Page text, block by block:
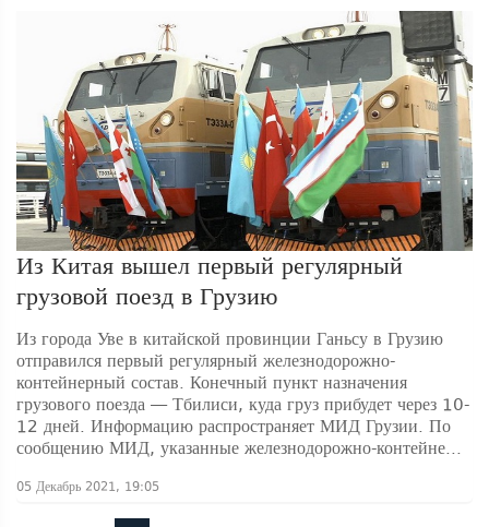
Из Китая вышел первый регулярный
грузовой поезд в Грузию
Из города Уве в китайской провинции Ганьсу в Грузию
отправился первый регулярный железнодорожно-
контейнерный состав. Конечный пункт назначения
грузового поезда — Тбилиси, куда груз прибудет через 10-
12 дней. Информацию распространяет МИД Грузии. По
сообщению МИД, указанные железнодорожно-контейне...
05 Декабрь 2021, 19:05